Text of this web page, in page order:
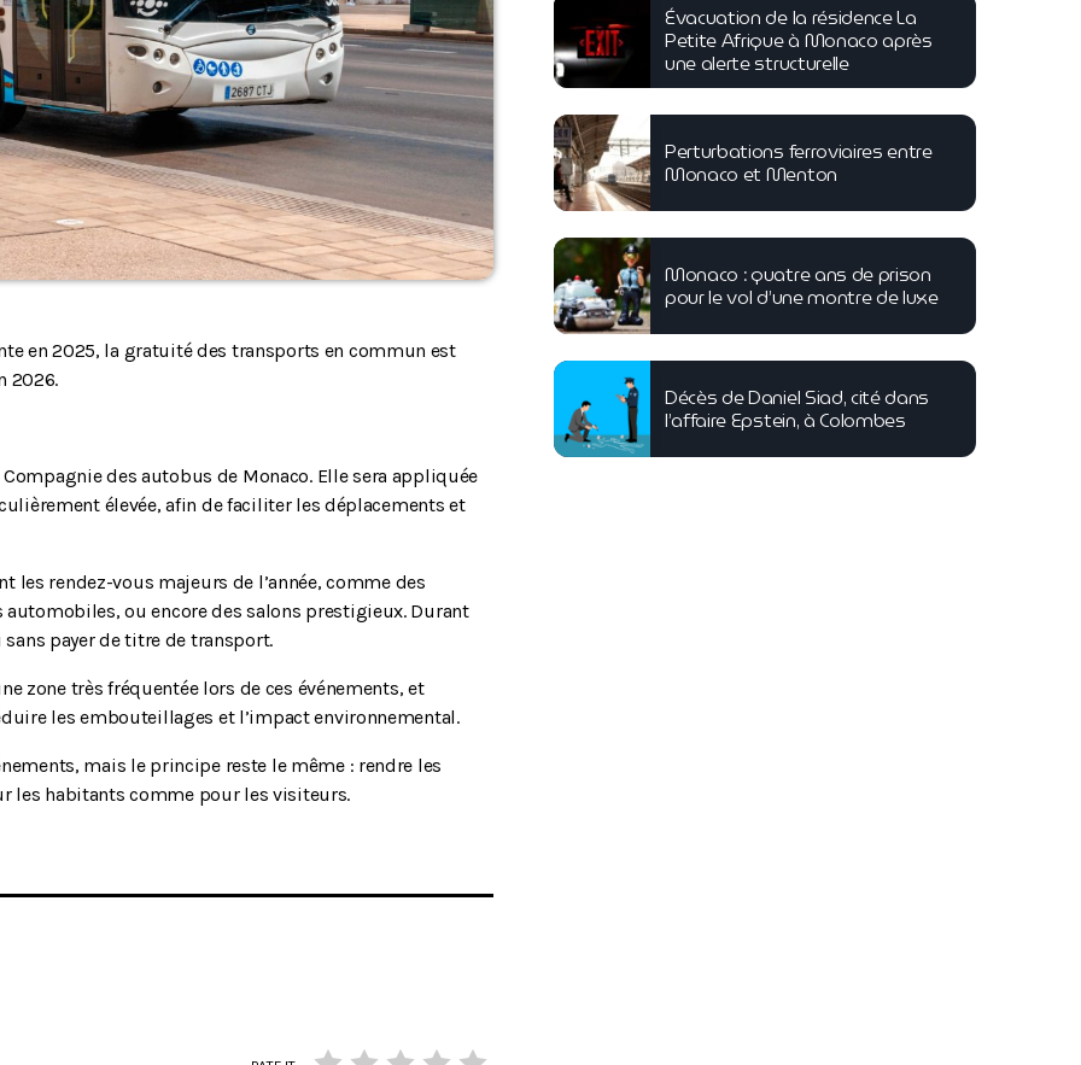
en 2025, la gratuité des transports en commun est
2026.
Compagnie des autobus de Monaco. Elle sera appliquée
élevée, afin de faciliter les déplacements et
les rendez-vous majeurs de l’année, comme des
ou encore des salons prestigieux. Durant
payer de titre de transport.
zone très fréquentée lors de ces événements, et
les embouteillages et l’impact environnemental.
mais le principe reste le même : rendre les
les habitants comme pour les visiteurs.
Évacuation de la résidence La
Petite Afrique à Monaco après
une alerte structurelle
Perturbations ferroviaires entre
Monaco et Menton
Monaco : quatre ans de prison
pour le vol d’une montre de luxe
Décès de Daniel Siad, cité dans
l’affaire Epstein, à Colombes